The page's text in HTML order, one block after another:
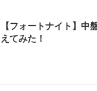
【フォートナイト】中
えてみた！